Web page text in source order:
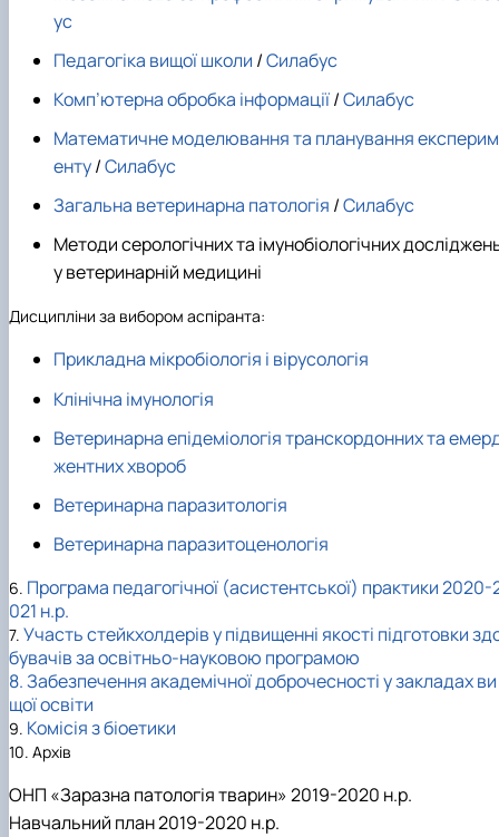
ус
Педагогіка вищої школи /Силабус
Комп’ютерна обробка інформації/Силабус
Математичне моделювання та планування експерим
енту/Силабус
Загальна ветеринарна патологія /Силабус
Методи серологічних та імунобіологічних
у ветеринарній медицині
Дисципліни за вибором аспіранта:
Прикладна мікробіологія і вірусологія
Клінічна імунологія
Ветеринарна епідеміологія транскордонних та
жентних хвороб
Ветеринарна паразитологія
Ветеринарна паразитоценологія
6. Програма педагогічної (асистентської) практики2020-
021 н.р.
7. Участь стейкхолдерів у підвищенні якості підготовки
бувачів за освітньо-науковою програмою
8. Забезпечення академічної доброчесності у закладах ви
щої освіти
9. Комісія з біоетики
10. Архів
ОНП «Заразна патологія тварин» 2019-2020 н.р.
Навчальний план 2019-2020 н.р.